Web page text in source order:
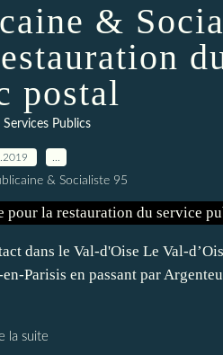
&
postal
Services Publics
& Socialiste 95
dans le Val-d'Oise Le Val-
Parisis en passant par
la suite